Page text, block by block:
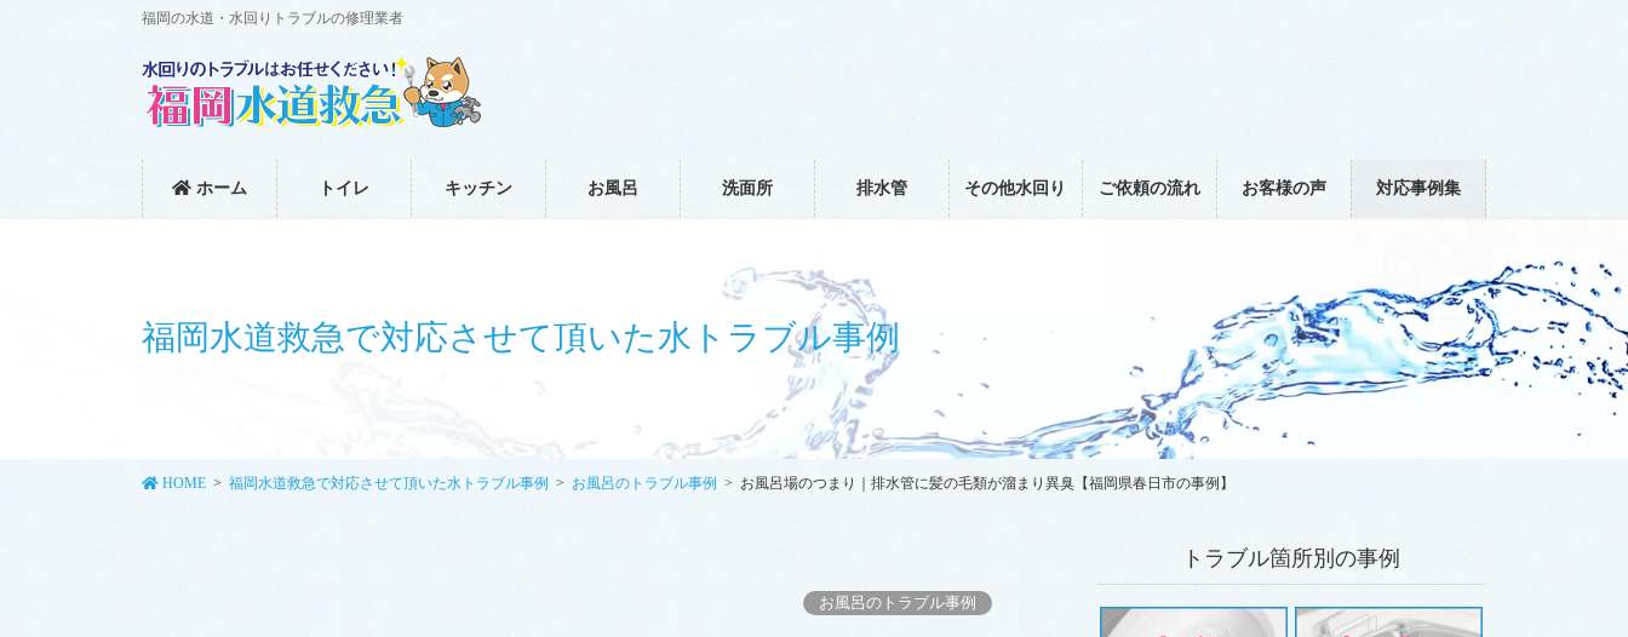
福岡の水道・水回りトラブルの修理業者
ホーム トイレ キッチン お風呂 洗面所 排水管 その他水回り ご依頼の流れ お客様の声 対応事例集
福岡水道救急で対応させて頂いた水トラブル事例
HOME 福岡水道救急で対応させて頂いた水トラブル事例 お風呂のトラブル事例 お風呂場のつまり｜排水管に髪の毛類が溜まり異臭【福岡県春日市の事例】
お風呂のトラブル事例
トラブル箇所別の事例